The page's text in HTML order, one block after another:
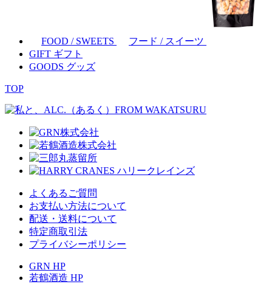
FOOD / SWEETS
フード / スイーツ
GIFT ギフト
GOODS グッズ
TOP
よくあるご質問
お支払い方法について
配送・送料について
特定商取引法
プライバシーポリシー
GRN HP
若鶴酒造 HP